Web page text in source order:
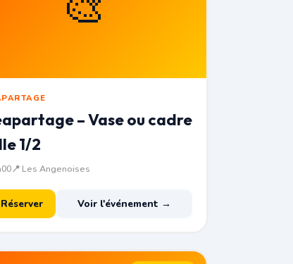
– Vase ou cadre
1/2
📍 Les Angenoises
Voir l'événement →